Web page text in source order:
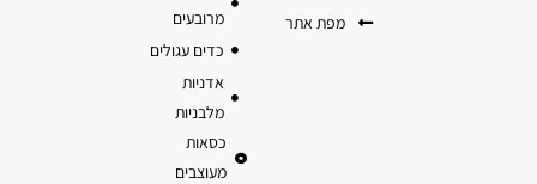
מרובעים
כדים עגולים
אדניות
מלבניות
כסאות
מעוצבים
מפת אתר